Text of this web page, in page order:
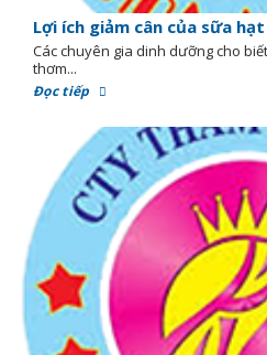
Lợi ích giảm cân của sữa
Các chuyên gia dinh dưỡng cho
thơm...
Đọc tiếp